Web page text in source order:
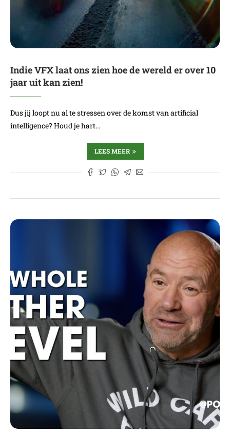
Indie VFX laat ons zien hoe de wereld er over 10
jaar uit kan zien!
Dus jij loopt nu al te stressen over de komst van artificial
intelligence? Houd je hart…
LEES MEER